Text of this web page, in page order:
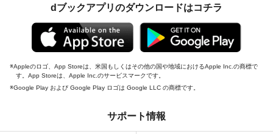
dブックアプリのダウンロードはコチラ
Appleのロゴ、App Storeは、米国もしくはその他の国や地域におけるApple Inc.の商標で
す。App Storeは、Apple Inc.のサービスマークです。
Google Play および Google Play ロゴは Google LLC の商標です。
サポート情報